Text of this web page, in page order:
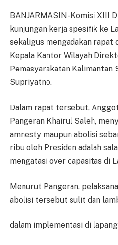
BANJARMASIN- Komisi XIII
kunjungan kerja spesifik ke
sekaligus mengadakan rapat
Kepala Kantor Wilayah
Pemasyarakatan Kalimantan
Supriyatno.
Dalam rapat tersebut,
Pangeran Khairul Saleh,
amnesty maupun abolisi
ribu oleh Presiden adalah
mengatasi over capasitas di
Menurut Pangeran,
abolisi tersebut sulit dan
dalam implementasi di